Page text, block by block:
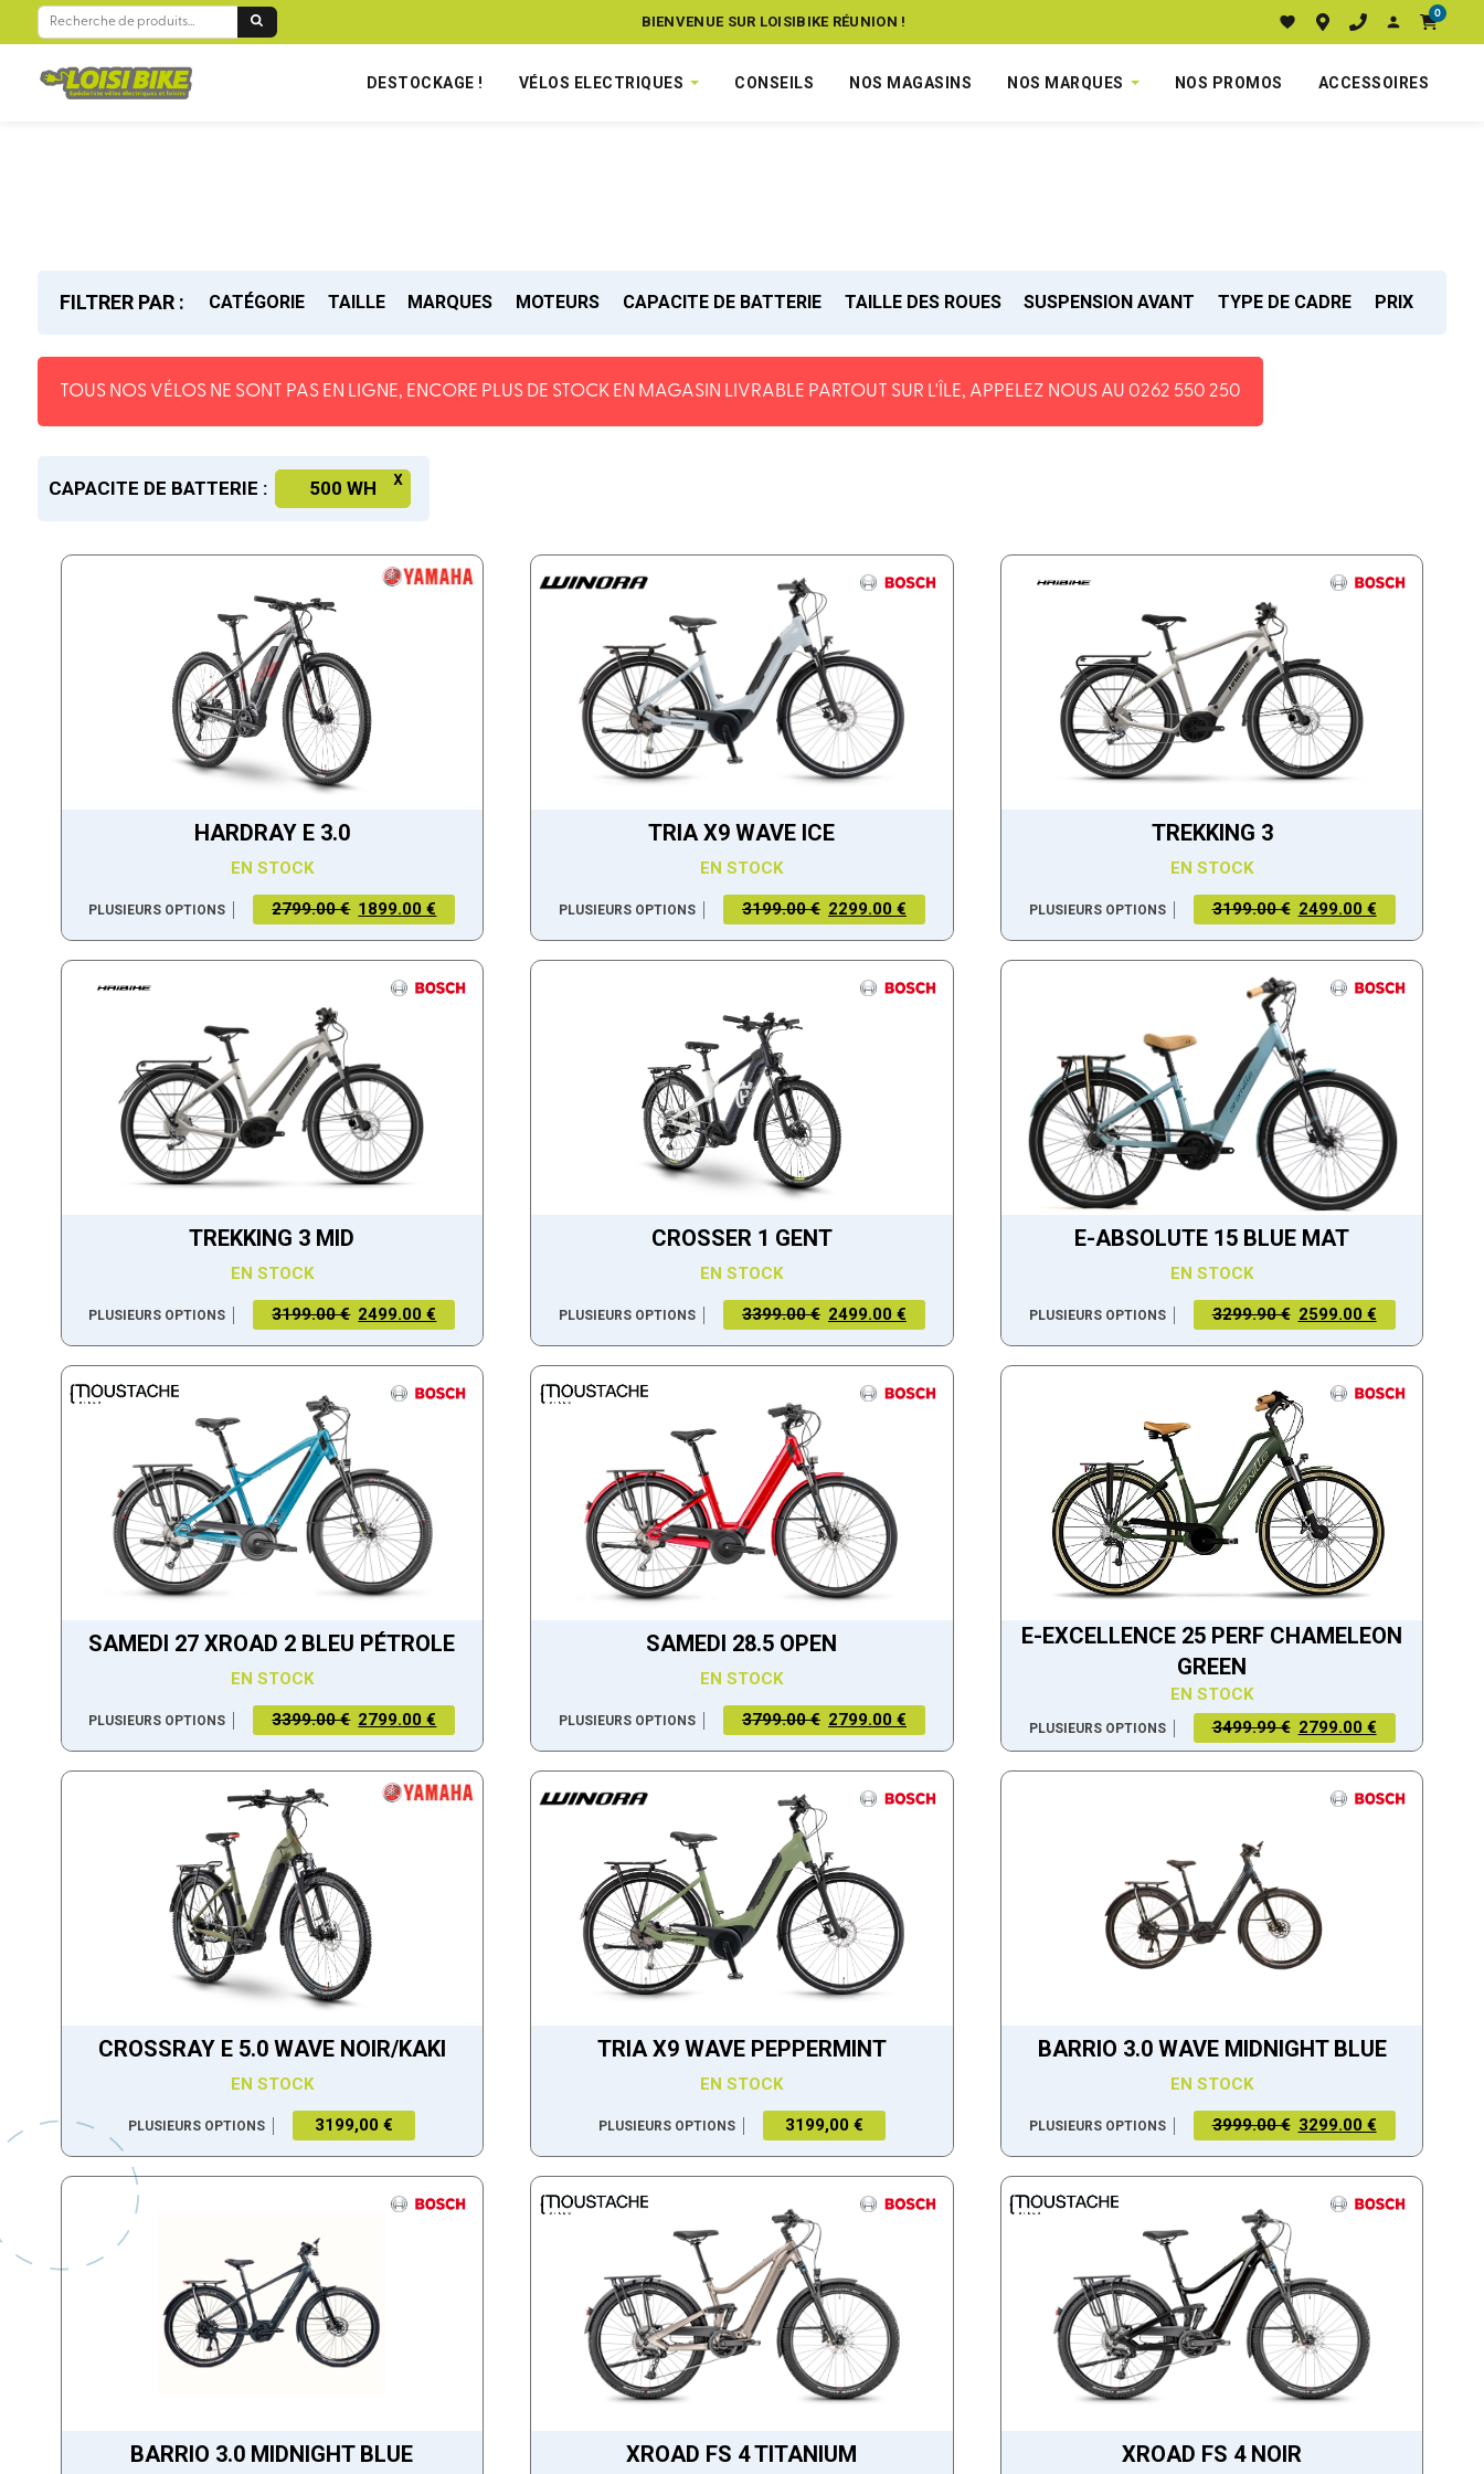
RECHERCHE
BIENVENUE SUR LOISIBIKE RÉUNION ! BIENVENUE SUR LOISIBIKE RÉUNION ! 0
DESTOCKAGE ! VÉLOS ELECTRIQUES CONSEILS NOS MAGASINS NOS MARQUES NOS PROMOS ACCESSOIRES
FILTRER PAR : CATÉGORIE TAILLE MARQUES MOTEURS CAPACITE DE BATTERIE TAILLE DES ROUES SUSPENSION AVANT TYPE DE CADRE PRIX
TOUS NOS VÉLOS NE SONT PAS EN LIGNE, ENCORE PLUS DE STOCK EN MAGASIN LIVRABLE PARTOUT SUR L'ÎLE, APPELEZ NOUS AU 0262 550 250
CAPACITE DE BATTERIE : 500 WH
HARDRAY E 3.0
EN STOCK
PLUSIEURS OPTIONS 2799.00 € 1899.00 €
TRIA X9 WAVE ICE
EN STOCK
PLUSIEURS OPTIONS 3199.00 € 2299.00 €
TREKKING 3
EN STOCK
PLUSIEURS OPTIONS 3199.00 € 2499.00 €
TREKKING 3 MID
EN STOCK
PLUSIEURS OPTIONS 3199.00 € 2499.00 €
CROSSER 1 GENT
EN STOCK
PLUSIEURS OPTIONS 3399.00 € 2499.00 €
E-ABSOLUTE 15 BLUE MAT
EN STOCK
PLUSIEURS OPTIONS 3299.90 € 2599.00 €
SAMEDI 27 XROAD 2 BLEU PÉTROLE
EN STOCK
PLUSIEURS OPTIONS 3399.00 € 2799.00 €
SAMEDI 28.5 OPEN
EN STOCK
PLUSIEURS OPTIONS 3799.00 € 2799.00 €
E-EXCELLENCE 25 PERF CHAMELEON
GREEN
EN STOCK
PLUSIEURS OPTIONS 3499.99 € 2799.00 €
CROSSRAY E 5.0 WAVE NOIR/KAKI
EN STOCK
PLUSIEURS OPTIONS 3199,00 €
TRIA X9 WAVE PEPPERMINT
EN STOCK
PLUSIEURS OPTIONS 3199,00 €
BARRIO 3.0 WAVE MIDNIGHT BLUE
EN STOCK
PLUSIEURS OPTIONS 3999.00 € 3299.00 €
BARRIO 3.0 MIDNIGHT BLUE XROAD FS 4 TITANIUM XROAD FS 4 NOIR